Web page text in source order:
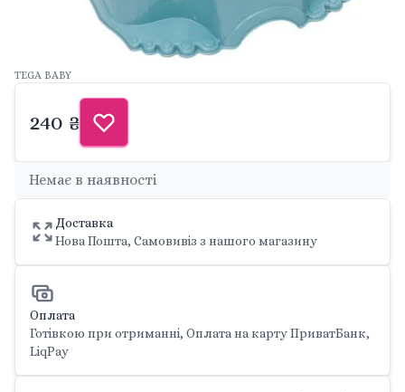
TEGA BABY
240 ₴
Немає в наявності
Доставка
Нова Пошта, Самовивіз з нашого магазину
Оплата
Готівкою при отриманні, Оплата на карту ПриватБанк,
LiqPay